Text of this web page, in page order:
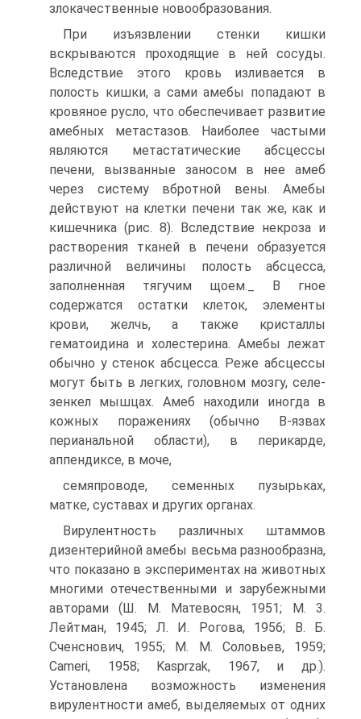
злокачественные новообразования.
При изъязвлении стенки кишки
вскрываются проходящие в ней сосуды.
Вследствие этого кровь изливается в
полость кишки, а сами амебы попадают в
кровяное русло, что обеспечивает развитие
амебных метастазов. Наиболее частыми
являются метастатические абсцессы
печени, вызванные заносом в нее амеб
через систему вбротной вены. Амебы
действуют на клетки печени так же, как и
кишечника (рис. 8). Вследствие некроза и
растворения тканей в печени образуется
различной величины полость абсцесса,
заполненная тягучим щоем._ В гное
содержатся остатки клеток, элементы
крови, желчь, а также кристаллы
гематоидина и холестерина. Амебы лежат
обычно у стенок абсцесса. Реже абсцессы
могут быть в легких, головном мозгу, селе-
зенкел мышцах. Амеб находили иногда в
кожных поражениях (обычно В-язвах
перианальной области), в перикарде,
аппендиксе, в моче,
семяпроводе, семенных пузырьках,
матке, суставах и других органах.
Вирулентность различных штаммов
дизентерийной амебы весьма разнообразна,
что показано в экспериментах на животных
многими отечественными и зарубежными
авторами (Ш. М. Матевосян, 1951; М. 3.
Лейтман, 1945; Л. И. Рогова, 1956; В. Б.
Сченснович, 1955; М. М. Соловьев, 1959;
Cameri, 1958; Kasprzak, 1967, и др.).
Установлена возможность изменения
вирулентности амеб, выделяемых от одних